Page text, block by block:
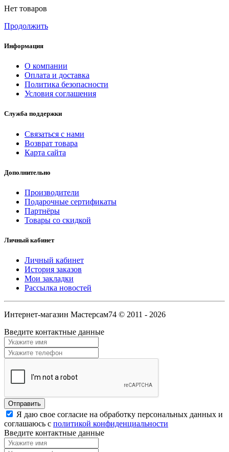
Нет товаров
Продолжить
Информация
О компании
Оплата и доставка
Политика безопасности
Условия соглашения
Служба поддержки
Связаться с нами
Возврат товара
Карта сайта
Дополнительно
Производители
Подарочные сертификаты
Партнёры
Товары со скидкой
Личный кабинет
Личный кабинет
История заказов
Мои закладки
Рассылка новостей
Интернет-магазин Мастерсам74 © 2011 - 2026
Введите контактные данные
Я даю свое согласие на обработку персональных данных и
соглашаюсь с политикой конфиденциальности
Введите контактные данные